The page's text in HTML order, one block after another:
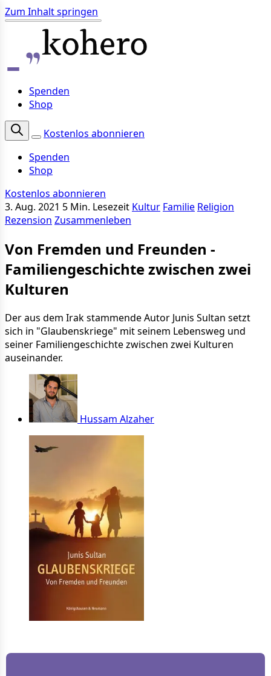
Zum Inhalt springen
Spenden
Shop
Kostenlos abonnieren
Spenden
Shop
Kostenlos abonnieren
3. Aug. 2021 5 Min. Lesezeit Kultur Familie Religion
Rezension Zusammenleben
Von Fremden und Freunden -
Familiengeschichte zwischen zwei
Kulturen
Der aus dem Irak stammende Autor Junis Sultan setzt
sich in "Glaubenskriege" mit seinem Lebensweg und
seiner Familiengeschichte zwischen zwei Kulturen
auseinander.
Hussam Alzaher